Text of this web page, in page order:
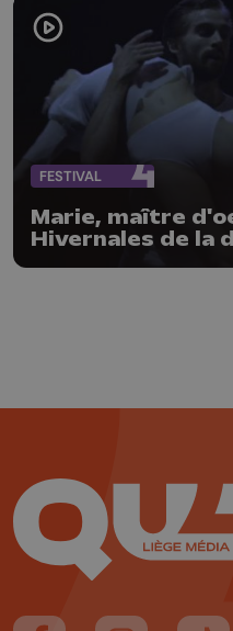
FESTIVAL
Marie, maître
Hivernales de la